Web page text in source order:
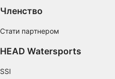
Членство
Стати партнером
HEAD Watersports
SSI
Performance
Functional
Advertising